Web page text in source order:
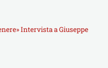
Intervista a Giuseppe